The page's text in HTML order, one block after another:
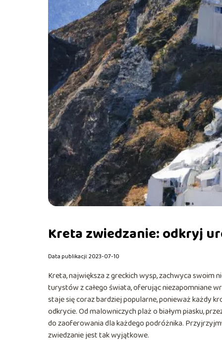
Kreta zwiedzanie: odkryj
Data publikacji: 2023-07-10
Kreta, największa z greckich wysp, zachwyca swoim
turystów z całego świata, oferując niezapomniane
staje się coraz bardziej popularne, ponieważ każdy
odkrycie. Od malowniczych plaż o białym piasku,
do zaoferowania dla każdego podróżnika.
zwiedzanie jest tak wyjątkowe.